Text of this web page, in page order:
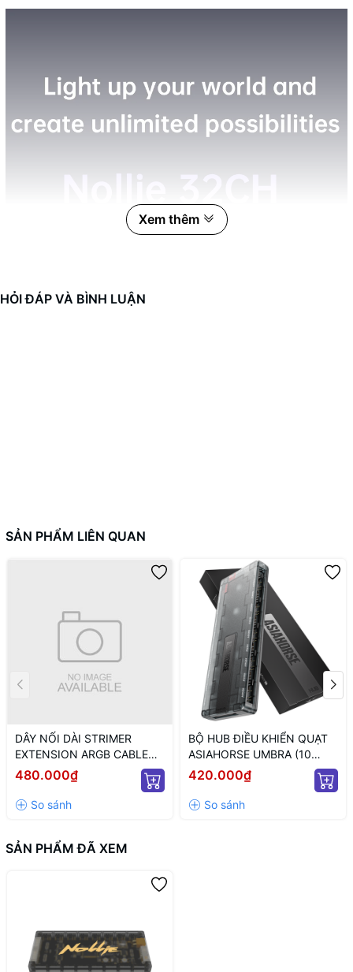
Xem thêm
HỎI ĐÁP VÀ BÌNH LUẬN
SẢN PHẨM LIÊN QUAN
DÂY NỐI DÀI STRIMER
EXTENSION ARGB CABLE
12+4 TO 12P+4P WHITE
(MÀU TRẮNG/ 12VHPWR)
480.000₫
BỘ HUB ĐIỀU KHIỂN QUẠT
ASIAHORSE UMBRA (10
CỔNG KẾT NỐI PWM VÀ 5V
ARGB/ NGUỒN SATA)
420.000₫
SẢN PHẨM ĐÃ XEM